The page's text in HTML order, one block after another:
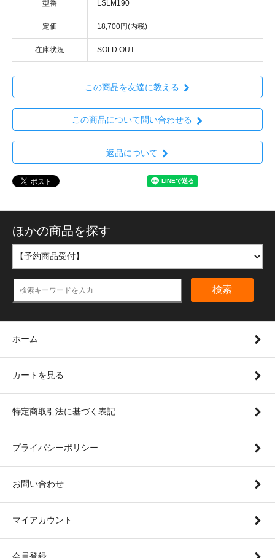
型番 LSLM190
定価 18,700円(内税)
在庫状況 SOLD OUT
この商品を友達に教える
この商品について問い合わせる
返品について
ほかの商品を探す
検索
ホーム
カートを見る
特定商取引法に基づく表記
プライバシーポリシー
お問い合わせ
マイアカウント
会員登録